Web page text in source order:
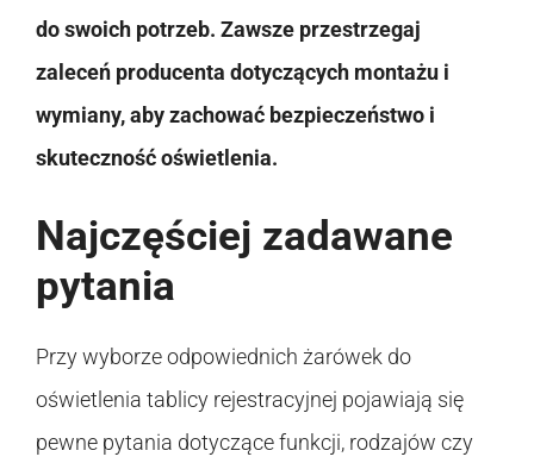
do swoich potrzeb. Zawsze przestrzegaj
zaleceń producenta dotyczących montażu i
wymiany, aby zachować bezpieczeństwo i
skuteczność oświetlenia.
Najczęściej zadawane
pytania
Przy wyborze odpowiednich żarówek do
oświetlenia tablicy rejestracyjnej pojawiają się
pewne pytania dotyczące funkcji, rodzajów czy